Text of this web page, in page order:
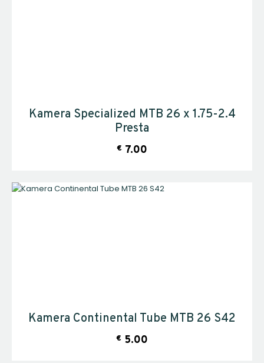
Kamera Specialized MTB 26 x 1.75-2.4
Presta
€ 7.00
Kamera Continental Tube MTB 26 S42
€ 5.00